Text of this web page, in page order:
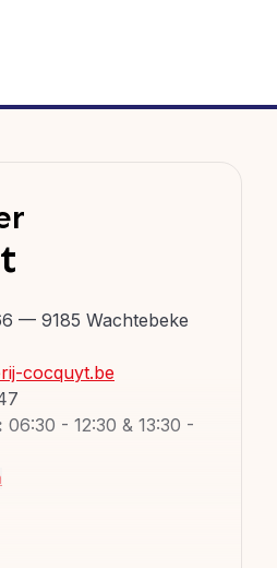
— 9185 Wachtebeke
cocquyt.be
06:30 - 12:30 & 13:30 -